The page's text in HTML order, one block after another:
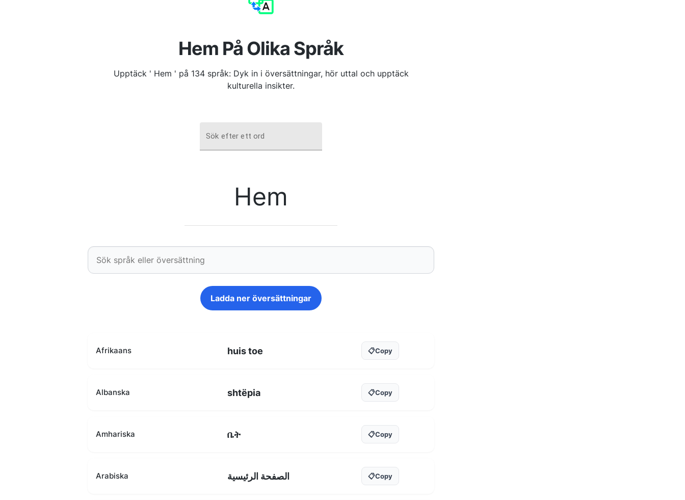
Hem På Olika Språk
Upptäck ' Hem ' på 134 språk: Dyk in i översättningar, hör uttal och upptäck
kulturella insikter.
Sök efter ett ord
Hem
Ladda ner översättningar
Afrikaans huis toe 📋Copy
Albanska shtëpia 📋Copy
Amhariska ቤት 📋Copy
Arabiska الصفحة الرئيسية 📋Copy